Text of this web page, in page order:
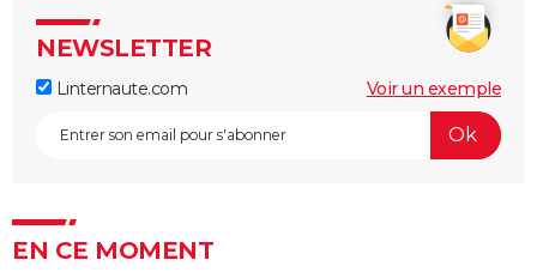
NEWSLETTER
Linternaute.com Voir un exemple
EN CE MOMENT